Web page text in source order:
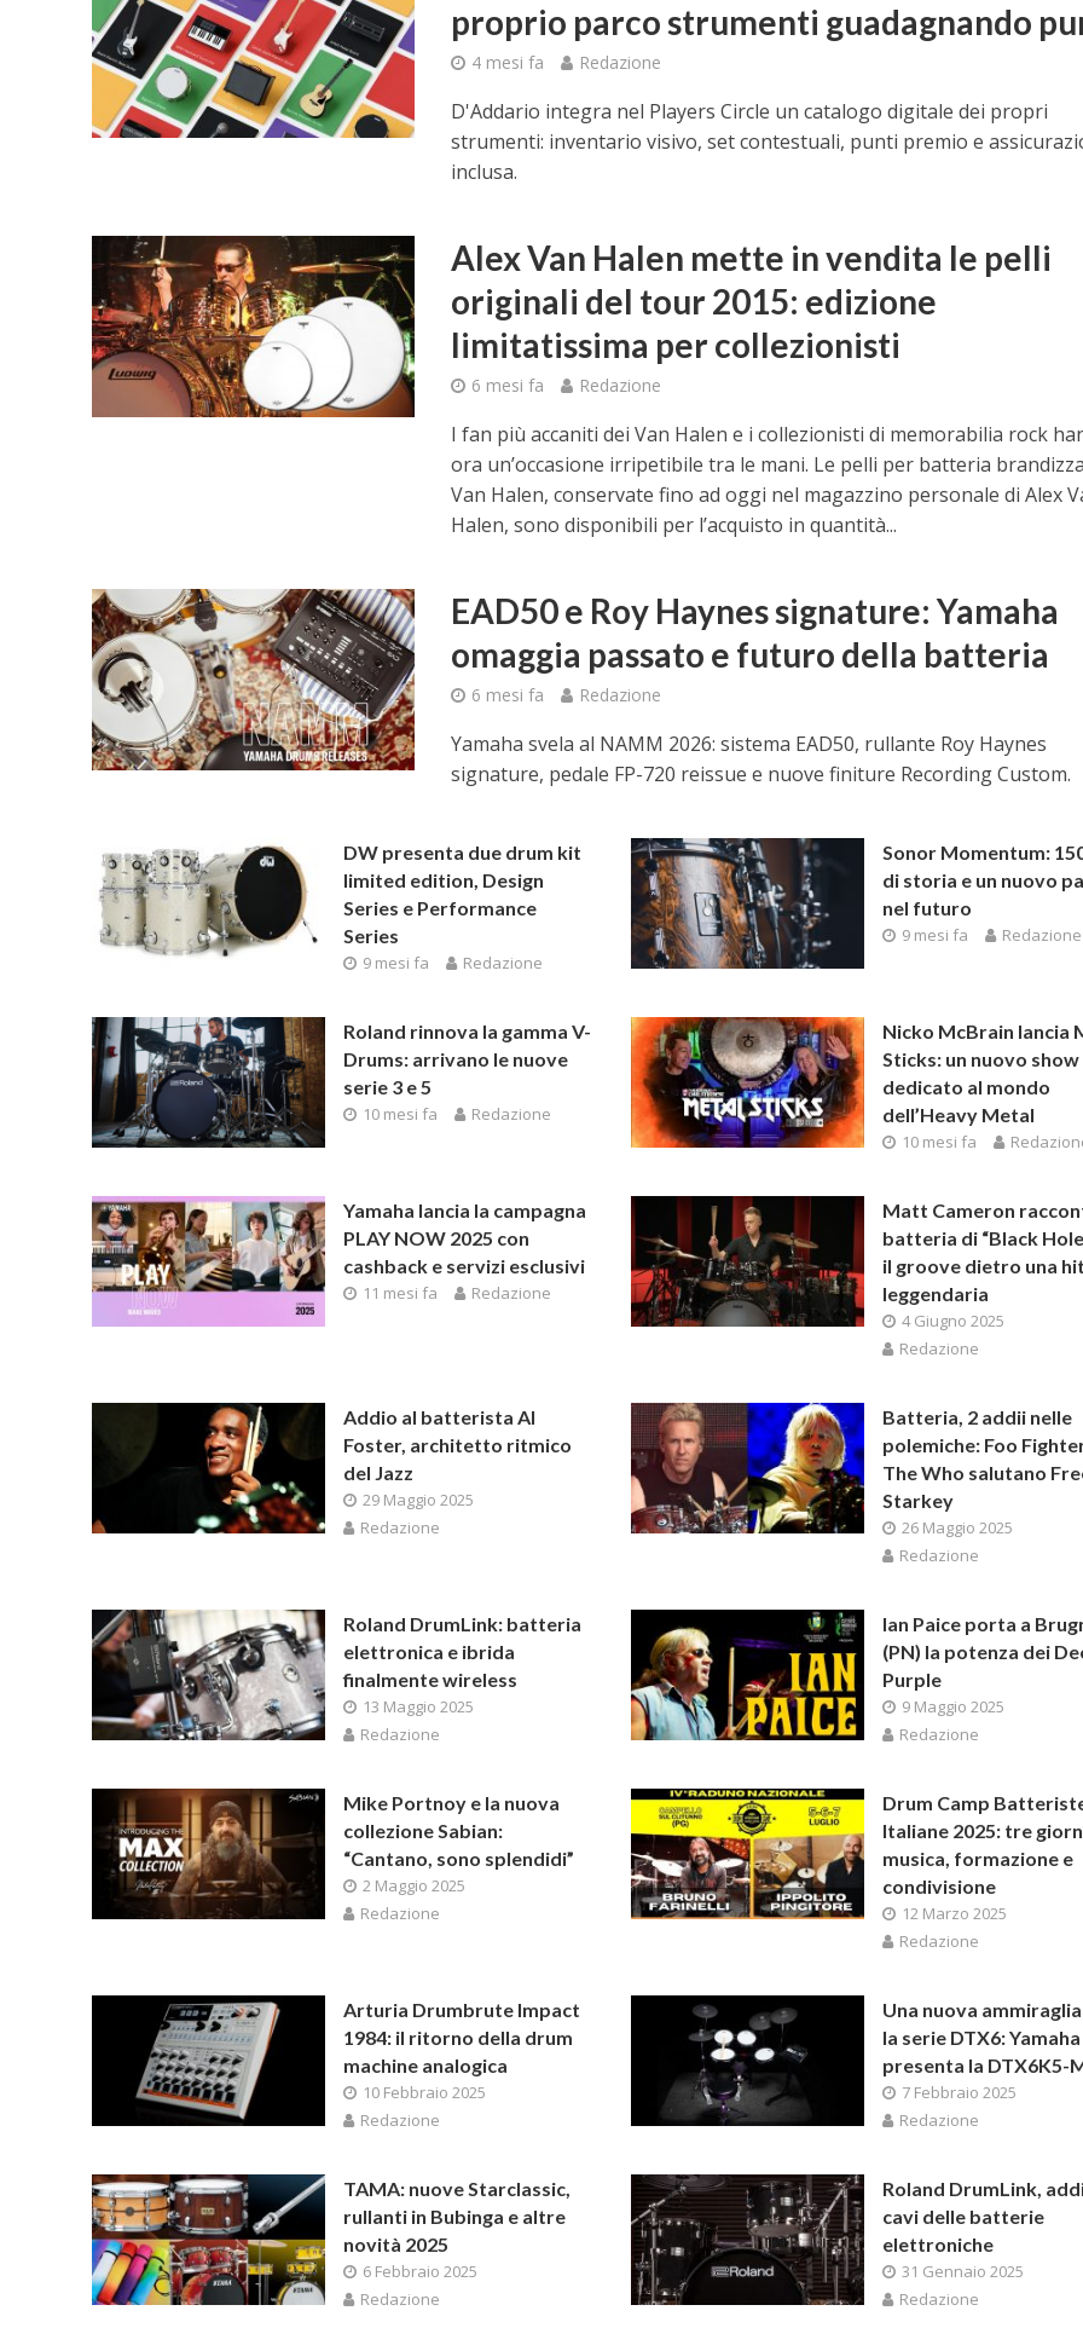
proprio parco strumenti guadagnando
4 mesi fa Redazione
D'Addario integra nel Players Circle un catalogo digitale dei propri
strumenti: inventario visivo, set contestuali, punti premio e
inclusa.
Alex Van Halen mette in vendita le pelli
originali del tour 2015: edizione
limitatissima per collezionisti
6 mesi fa Redazione
I fan più accaniti dei Van Halen e i collezionisti di memorabilia rock
ora un’occasione irripetibile tra le mani. Le pelli per batteria
Van Halen, conservate fino ad oggi nel magazzino personale di Alex
Halen, sono disponibili per l’acquisto in quantità...
EAD50 e Roy Haynes signature: Yamaha
omaggia passato e futuro della batteria
6 mesi fa Redazione
Yamaha svela al NAMM 2026: sistema EAD50, rullante Roy Haynes
signature, pedale FP-720 reissue e nuove finiture Recording Custom.
DW presenta due drum kit
limited edition, Design
Series e Performance
Series
9 mesi fa Redazione
Sonor Momentum:
di storia e un nuovo
nel futuro
9 mesi fa Redazione
Roland rinnova la gamma V-
Drums: arrivano le nuove
serie 3 e 5
10 mesi fa Redazione
Nicko McBrain lancia
Sticks: un nuovo show
dedicato al mondo
dell’Heavy Metal
10 mesi fa
Yamaha lancia la campagna
PLAY NOW 2025 con
cashback e servizi esclusivi
11 mesi fa Redazione
Matt Cameron
batteria di “Black Hole
il groove dietro una hit
leggendaria
4 Giugno 2025
Redazione
Addio al batterista Al
Foster, architetto ritmico
del Jazz
29 Maggio 2025
Redazione
Batteria, 2 addii nelle
polemiche: Foo
The Who salutano
Starkey
26 Maggio 2025
Redazione
Roland DrumLink: batteria
elettronica e ibrida
finalmente wireless
13 Maggio 2025
Redazione
Ian Paice porta a
(PN) la potenza dei
Purple
9 Maggio 2025
Redazione
Mike Portnoy e la nuova
collezione Sabian:
“Cantano, sono splendidi”
2 Maggio 2025
Redazione
Drum Camp
Italiane 2025: tre
musica, formazione e
condivisione
12 Marzo 2025
Redazione
Arturia Drumbrute Impact
1984: il ritorno della drum
machine analogica
10 Febbraio 2025
Redazione
Una nuova
la serie DTX6: Yamaha
presenta la DTX6K5-
7 Febbraio 2025
Redazione
TAMA: nuove Starclassic,
rullanti in Bubinga e altre
novità 2025
6 Febbraio 2025
Redazione
Roland DrumLink,
cavi delle batterie
elettroniche
31 Gennaio 2025
Redazione